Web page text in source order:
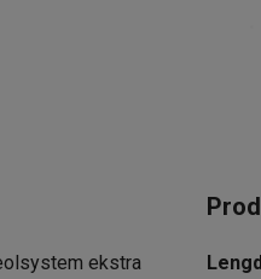
ekstra